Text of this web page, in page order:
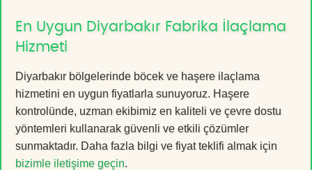
En Uygun Diyarbakır Fabrika İlaçlama
Hizmeti
Diyarbakır bölgelerinde böcek ve haşere ilaçlama
hizmetini en uygun fiyatlarla sunuyoruz. Haşere
kontrolünde, uzman ekibimiz en kaliteli ve çevre dostu
yöntemleri kullanarak güvenli ve etkili çözümler
sunmaktadır. Daha fazla bilgi ve fiyat teklifi almak için
bizimle iletişime geçin.